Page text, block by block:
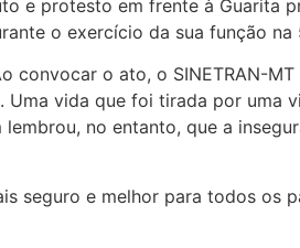
e protesto em frente à Guarita
o exercício da sua função na
o ato, o SINETRAN-
vida que foi tirada por uma
no entanto, que a
seguro e melhor para todos os